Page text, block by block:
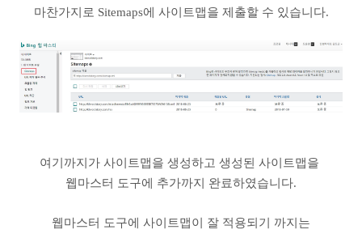
마찬가지로 Sitemaps에 사이트맵을 제출할 수 있습니다.
여기까지가 사이트맵을 생성하고 생성된 사이트맵을
웹마스터 도구에 추가까지 완료하였습니다.
웹마스터 도구에 사이트맵이 잘 적용되기 까지는